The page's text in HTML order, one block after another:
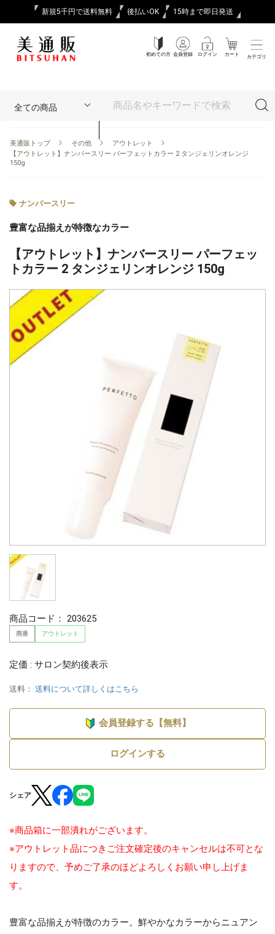
新規5千円で送料無料 後払いOK 15時まで即日発送
初めての方 会員登録 ログイン カート カテゴリ
美通販トップ その他
アウトレット
【アウトレット】ナンバースリー パーフェットカラー 2 タンジェリンオレンジ
150g
ナンバースリー
豊富な品揃えが特徴なカラー
【アウトレット】ナンバースリー パーフェッ
トカラー 2 タンジェリンオレンジ 150g
商品コード： 203625
廃番 アウトレット
定価 : サロン契約後表示
送料： 送料について詳しくはこちら
会員登録する【無料】
ログインする
シェア
※商品箱に一部潰れがございます。
※アウトレット品につきご注文確定後のキャンセルは不可とな
りますので、予めご了承のほどよろしくお願い申し上げま
す。
豊富な品揃えが特徴のカラー。鮮やかなカラーからニュアン